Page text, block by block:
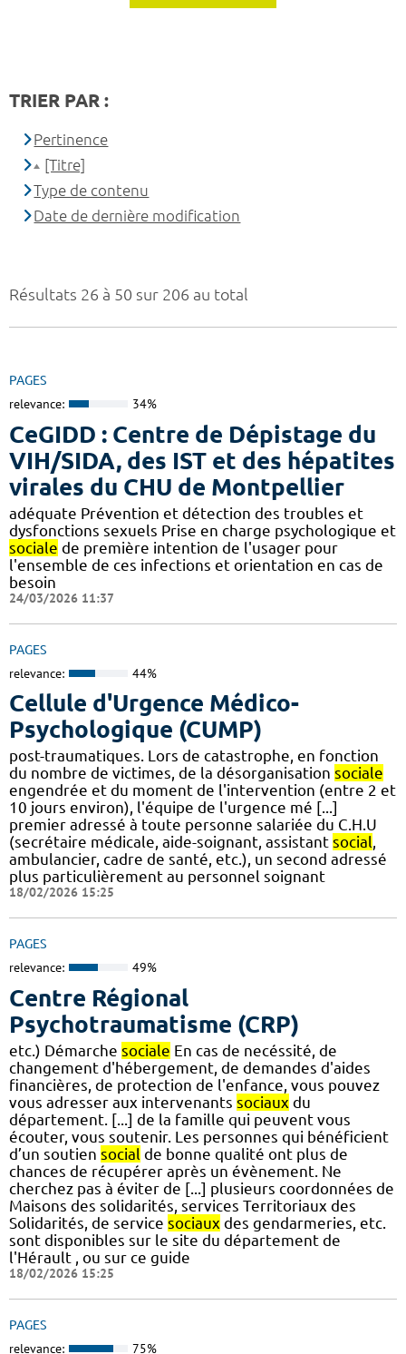
Résultats 26 à 50 sur 206 au total
PAGES
relevance: 34%
CeGIDD : Centre de Dépistage du
VIH/SIDA, des IST et des hépatites
virales du CHU de Montpellier
adéquate Prévention et détection des troubles et
dysfonctions sexuels Prise en charge psychologique et
sociale de première intention de l'usager pour
l'ensemble de ces infections et orientation en cas de
besoin
24/03/2026 11:37
PAGES
relevance: 44%
Cellule d'Urgence Médico-
Psychologique (CUMP)
post-traumatiques. Lors de catastrophe, en fonction
du nombre de victimes, de la désorganisation sociale
engendrée et du moment de l'intervention (entre 2 et
10 jours environ), l'équipe de l'urgence mé [...]
premier adressé à toute personne salariée du C.H.U
(secrétaire médicale, aide-soignant, assistant social,
ambulancier, cadre de santé, etc.), un second adressé
plus particulièrement au personnel soignant
18/02/2026 15:25
PAGES
relevance: 49%
Centre Régional
Psychotraumatisme (CRP)
etc.) Démarche sociale En cas de necéssité, de
changement d'hébergement, de demandes d'aides
financières, de protection de l'enfance, vous pouvez
vous adresser aux intervenants sociaux du
département. [...] de la famille qui peuvent vous
écouter, vous soutenir. Les personnes qui bénéficient
d’un soutien social de bonne qualité ont plus de
chances de récupérer après un évènement. Ne
cherchez pas à éviter de [...] plusieurs coordonnées de
Maisons des solidarités, services Territoriaux des
Solidarités, de service sociaux des gendarmeries, etc.
sont disponibles sur le site du département de
l'Hérault , ou sur ce guide
18/02/2026 15:25
PAGES
relevance: 75%
TRIER PAR :
Pertinence
[Titre]
Type de contenu
Date de dernière modification